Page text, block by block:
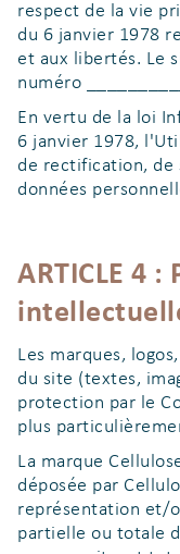
respect de la vie
du 6 janvier 1978
et aux libertés. Le
numéro
En vertu de la loi
6 janvier 1978,
de rectification, de
données
ARTICLE 4
Les marques,
du site (textes,
protection par le
plus
La marque
déposée par
représentation et/
partielle ou totale